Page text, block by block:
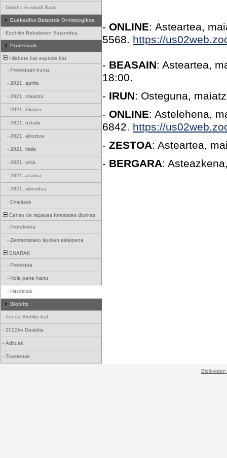
- Ornitho Euskadi Saria
Euskadiko Batzorde Ornitologikoa
- Ezohiko Behaketen Batzordea
Proiektuak
Hilabete bat espezie bat
- Proiektuari buruz
- 2021, apirila
- 2021, maiatza
- 2021, Ekaina
- 2021, uztaila
- 2021, abuztua
- 2021, iraila
- 2021, urria
- 2021, azaroa
- 2021, abendua
- Emaitzak
Censo de rapaces forestales diurnas
- Protokoloa
- Zentsotarako laukien esleipena
ENARAK
- Proiektua
- Nola parte hartu
- Hitzaldiak
Bioblitz
- Zer da Bioblitz bat
- 2022ko Deialdia
- Adituak
- Txostenak
- ONLINE: Asteartea,
5568. https://
- BEASAIN: Asteartea,
18:00.
- IRUN: Osteguna,
- ONLINE: Astelehena,
6842. https://
- ZESTOA: Asteartea,
- BERGARA:
Biolovision